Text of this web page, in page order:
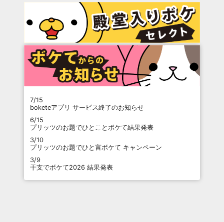
7/15
boketeアプリ サービス終了のお知らせ
6/15
プリッツのお題でひとことボケて結果発表
3/10
プリッツのお題でひと言ボケて キャンペーン
3/9
干支でボケて2026 結果発表